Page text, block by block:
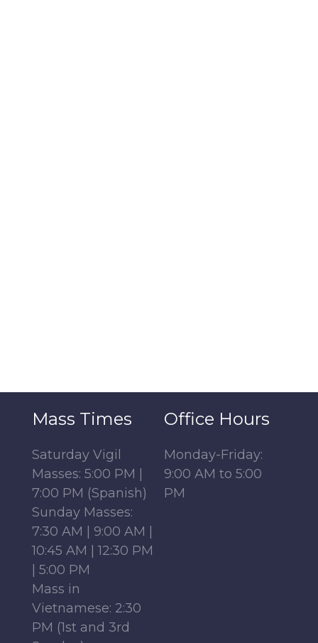
Mass Times
Saturday Vigil
Masses: 5:00 PM |
7:00 PM (Spanish)
Sunday Masses:
7:30 AM | 9:00 AM |
10:45 AM | 12:30 PM
| 5:00 PM
Mass in
Vietnamese: 2:30
PM (1st and 3rd
Office Hours
Monday-Friday:
9:00 AM to 5:00
PM